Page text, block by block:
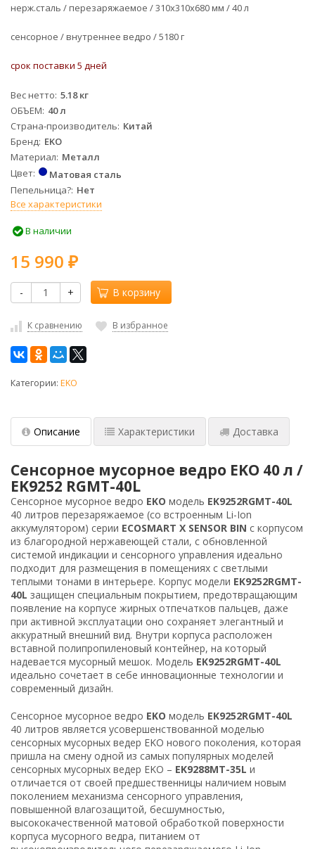
нерж.сталь / перезаряжаемое / 310х310х680 мм / 40 л
сенсорное / внутреннее ведро / 5180 г
срок поставки 5 дней
Вес нетто 5.18 кг
ОБЪЕМ 40 л
Страна-производитель Китай
Бренд EKO
Материал Металл
Цвет
Матовая сталь
Пепельница? Нет
Все характеристики
В наличии
15 990 ₽
- + В корзину
К сравнению В избранное
Категории: EKO
Описание Характеристики Доставка
Сенсорное мусорное ведро EKO 40 л /
EK9252 RGMT-40L
Сенсорное мусорное ведро EKO модель EK9252RGMT-40L
40 литров перезаряжаемое (со встроенным Li-Ion
аккумулятором) серии ECOSMART X SENSOR BIN с корпусом
из благородной нержавеющей стали, с обновленной
системой индикации и сенсорного управления идеально
подходит для размещения в помещениях с светлыми
теплыми тонами в интерьере. Корпус модели EK9252RGMT-
40L защищен специальным покрытием, предотвращающим
появление на корпусе жирных отпечатков пальцев, даже
при активной эксплуатации оно сохраняет элегантный и
аккуратный внешний вид. Внутри корпуса расположен
вставной полипропиленовый контейнер, на который
надевается мусорный мешок. Модель EK9252RGMT-40L
идеально сочетает в себе инновационные технологии и
современный дизайн.
Сенсорное мусорное ведро EKO модель EK9252RGMT-40L
40 литров является усовершенствованной моделью
сенсорных мусорных ведер EKO нового поколения, которая
пришла на смену одной из самых популярных моделей
сенсорных мусорных ведер EKO – EK9288MT-35L и
отличается от своей предшественницы наличием новым
поколением механизма сенсорного управления,
повышенной влагозащитой, бесшумностью,
высококачественной матовой обработкой поверхности
корпуса мусорного ведра, питанием от